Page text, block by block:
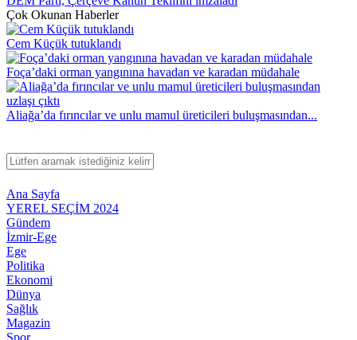
Çok Okunan Haberler
Cem Küçük tutuklandı
Foça’daki orman yangınına havadan ve karadan müdahale
Aliağa’da fırıncılar ve unlu mamul üreticileri buluşmasından...
Ana Sayfa
YEREL SEÇİM 2024
Gündem
İzmir-Ege
Ege
Politika
Ekonomi
Dünya
Sağlık
Magazin
Spor